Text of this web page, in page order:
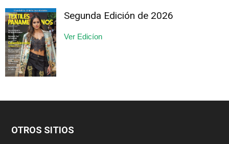
Segunda Edición de 2026
Ver Edicíon
OTROS SITIOS